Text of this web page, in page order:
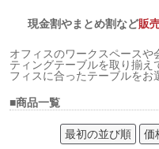
現金割やまとめ割など販
オフィスのワークスペースや
ティングテーブルを取り揃え
フィスに合ったテーブルをお
■商品一覧
最初の並び順 価